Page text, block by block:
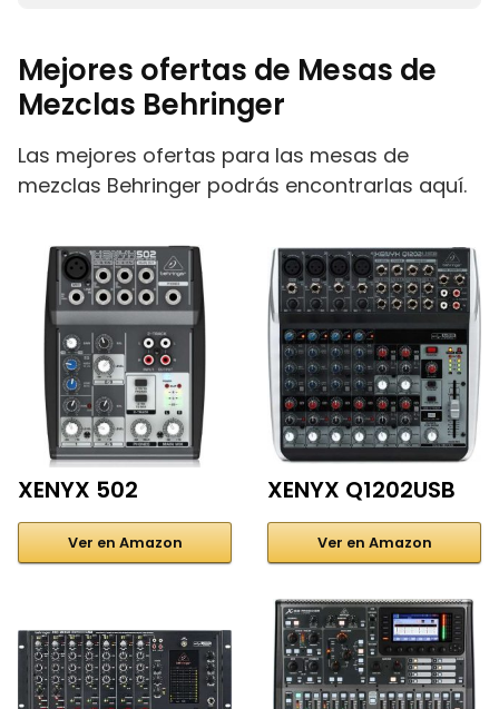
Mejores ofertas de Mesas de
Mezclas Behringer
Las mejores ofertas para las mesas de
mezclas Behringer podrás encontrarlas aquí.
XENYX 502
Ver en Amazon
XENYX Q1202USB
Ver en Amazon